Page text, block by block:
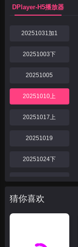
DPlayer-H5播放器
20251031加1
20251003下
20251005
20251010上
20251017上
20251019
20251024下
20251031
20251031上
20251108
猜你喜欢